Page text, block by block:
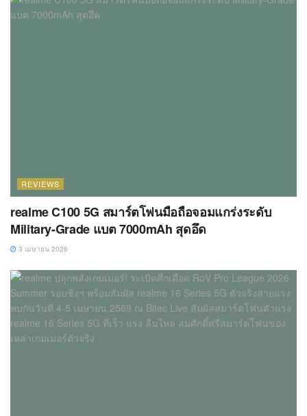
REVIEWS
realme C100 5G สมาร์ตโฟนมือถือจอมแกร่งระดับ
Military-Grade แบต 7000mAh สุดอึด
3 เมษายน 2026